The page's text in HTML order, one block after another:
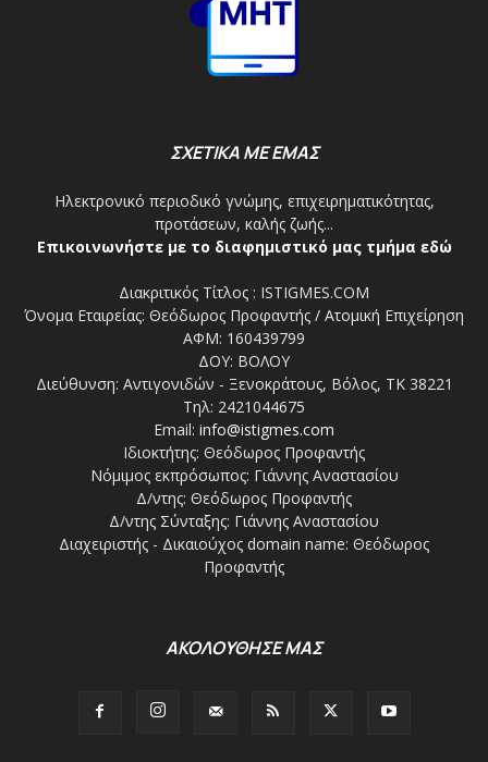
ΣΧΕΤΙΚΑ ΜΕ ΕΜΑΣ
Ηλεκτρονικό περιοδικό γνώμης, επιχειρηματικότητας,
προτάσεων, καλής ζωής...
Επικοινωνήστε με το διαφημιστικό μας τμήμα εδώ
Διακριτικός Τίτλος : ISTIGMES.COM
Όνομα Εταιρείας: Θεόδωρος Προφαντής / Ατομική Επιχείρηση
ΑΦΜ: 160439799
ΔΟΥ: ΒΟΛΟΥ
Διεύθυνση: Αντιγονιδών - Ξενοκράτους, Βόλος, ΤΚ 38221
Τηλ: 2421044675
Email: info@istigmes.com
Ιδιοκτήτης: Θεόδωρος Προφαντής
Νόμιμος εκπρόσωπος: Γιάννης Αναστασίου
Δ/ντης: Θεόδωρος Προφαντής
Δ/ντης Σύνταξης: Γιάννης Αναστασίου
Διαχειριστής - Δικαιούχος domain name: Θεόδωρος
Προφαντής
ΑΚΟΛΟΥΘΗΣΕ ΜΑΣ